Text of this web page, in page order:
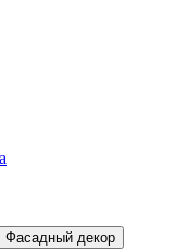
Фасадный декор